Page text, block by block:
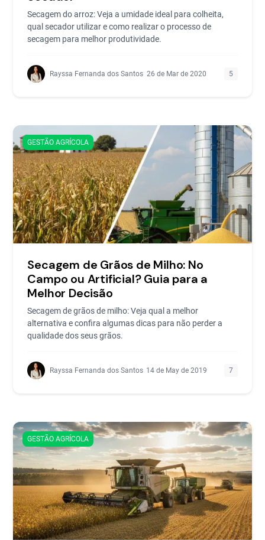
Secagem do arroz: Veja a umidade ideal para colheita,
qual secador utilizar e como realizar o processo de
secagem para melhor produtividade.
Rayssa Fernanda dos Santos 26 de Mar de 2020 5
GESTÃO AGRÍCOLA
Secagem de Grãos de Milho: No
Campo ou Artificial? Guia para a
Melhor Decisão
Secagem de grãos de milho: Veja qual a melhor
alternativa e confira algumas dicas para não perder a
qualidade dos seus grãos.
Rayssa Fernanda dos Santos 14 de May de 2019 7
GESTÃO AGRÍCOLA